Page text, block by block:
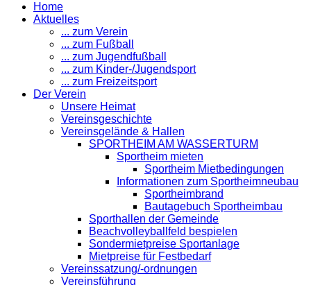
Home
Aktuelles
... zum Verein
... zum Fußball
... zum Jugendfußball
... zum Kinder-/Jugendsport
... zum Freizeitsport
Der Verein
Unsere Heimat
Vereinsgeschichte
Vereinsgelände & Hallen
SPORTHEIM AM WASSERTURM
Sportheim mieten
Sportheim Mietbedingungen
Informationen zum Sportheimneubau
Sportheimbrand
Bautagebuch Sportheimbau
Sporthallen der Gemeinde
Beachvolleyballfeld bespielen
Sondermietpreise Sportanlage
Mietpreise für Festbedarf
Vereinssatzung/-ordnungen
Vereinsführung